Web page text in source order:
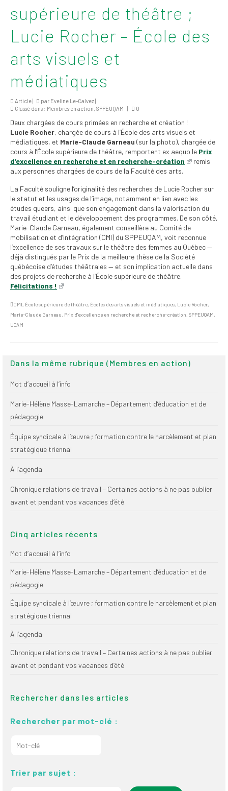
2026
Mandats des comités
syndicaux et
Outils de visibilité
Signature – Courriel –
Place à notre
valorisation
Signature – Fond
d’écran – Place à
notre valorisation
Signature – Courriel
(FNEEQ)
Vignettes
Publications
SPPEUQAM
et Bilans
SCCUQ@
supérieure de théâtre ;
Lucie Rocher – École des
arts visuels et
médiatiques
Article | par Eveline Le-Calvez|
Classé dans : Membres en action, SPPEUQAM | 0
Deux chargées de cours primées en recherche et création !
Lucie Rocher, chargée de cours à l’École des arts visuels et
médiatiques, et Marie-Claude Garneau (sur la photo), chargée de
cours à l’École supérieure de théâtre, remportent ex aequo le Prix
d’excellence en recherche et en recherche-création
remis
aux personnes chargées de cours de la Faculté des arts.
La Faculté souligne l’originalité des recherches de Lucie Rocher sur
le statut et les usages de l’image, notamment en lien avec les
études queers, ainsi que son engagement dans la valorisation du
travail étudiant et le développement des programmes. De son côté,
Marie-Claude Garneau, également conseillère au Comité de
mobilisation et d’intégration (CMI) du SPPEUQAM, voit reconnue
l’excellence de ses travaux sur le théâtre des femmes au Québec —
déjà distingués par le Prix de la meilleure thèse de la Société
québécoise d’études théâtrales — et son implication actuelle dans
des projets de recherche à l’École supérieure de théâtre.
Félicitations !
CMI, École supérieure de théâtre, Écoles des arts visuels et médiatiques, Lucie Rocher,
Marie-Claude Garneau, Prix d'excellence en recherche et recherche-création, SPPEUQAM,
UQAM
Dans la même rubrique (Membres en action)
Mot d’accueil à l’info
Marie-Hélène Masse-Lamarche – Département d’éducation et de
pédagogie
Équipe syndicale à l’œuvre ; formation contre le harcèlement et plan
stratégique triennal
À l’agenda
Chronique relations de travail – Certaines actions à ne pas oublier
avant et pendant vos vacances d’été
Cinq articles récents
Mot d’accueil à l’info
Marie-Hélène Masse-Lamarche – Département d’éducation et de
pédagogie
Équipe syndicale à l’œuvre ; formation contre le harcèlement et plan
stratégique triennal
À l’agenda
Chronique relations de travail – Certaines actions à ne pas oublier
avant et pendant vos vacances d’été
Rechercher dans les articles
Rechercher par mot-clé :
Trier par sujet :